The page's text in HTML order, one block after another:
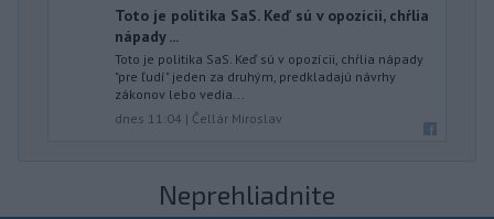
Toto je politika SaS. Keď sú v opozícii, chŕlia
nápady ...
Toto je politika SaS. Keď sú v opozícii, chŕlia nápady
"pre ľudí" jeden za druhým, predkladajú návrhy
zákonov lebo vedia...
dnes 11:04 | Čellár Miroslav
Neprehliadnite